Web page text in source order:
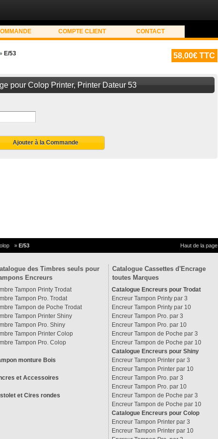
COMPTE CLIENT CONTACT
58,00€ TTC
E/53
pour Colop Printer, Printer Dateur 53
Ajouter à la Commande
» E/53 Haut de la page
des Timbres seuls pour
Encreurs
Tampon Printy Trodat
Tampon Pro. Trodat
Tampon de Poche Trodat
Tampon Printer Shiny
Tampon Pro. Shiny
Tampon Printer Colop
Tampon Pro. Colop
monture Bois
et Accessoires
et Cires rondes
Catalogue Cassettes d'Encrage
toutes Marques
Catalogue Encreurs pour Trodat
Encreur Tampon Printy par 3
Encreur Tampon Printy par 10
Encreur Tampon Pro. par 3
Encreur Tampon Pro. par 10
Encreur Tampon de Poche par 3
Encreur Tampon de Poche par 10
Catalogue Encreurs pour Shiny
Encreur Tampon Printer par 3
Encreur Tampon Printer par 10
Encreur Tampon Pro. par 3
Encreur Tampon Pro. par 10
Encreur Tampon de Poche par 3
Encreur Tampon de Poche par 10
Catalogue Encreurs pour Colop
Encreur Tampon Printer par 3
Encreur Tampon Printer par 10